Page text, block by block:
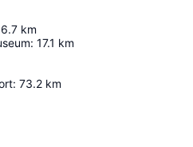
km
: 17.1 km
: 73.2 km